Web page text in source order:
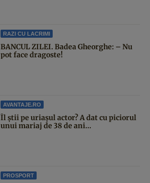
RAZI CU LACRIMI
BANCUL ZILEI. Badea Gheorghe: – Nu
pot face dragoste!
AVANTAJE.RO
Îl știi pe uriașul actor? A dat cu piciorul
unui mariaj de 38 de ani...
PROSPORT